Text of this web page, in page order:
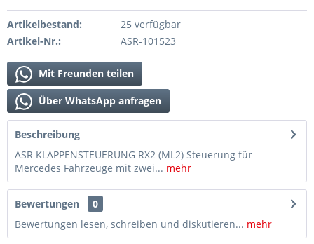
Artikelbestand:
25 verfügbar
Artikel-Nr.:
ASR-101523
Mit Freunden teilen
Über WhatsApp anfragen
Beschreibung
ASR KLAPPENSTEUERUNG RX2 (ML2) Steuerung für
Mercedes Fahrzeuge mit zwei... mehr
Bewertungen
0
Bewertungen lesen, schreiben und diskutieren... mehr